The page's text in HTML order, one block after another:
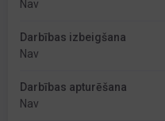
Nav
Darbības izbeigšana
Nav
Darbības apturēšana
Nav